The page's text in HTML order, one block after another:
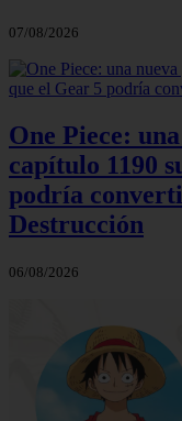
07/08/2026
One Piece:
capítulo 1190
podría
Destrucción
06/08/2026